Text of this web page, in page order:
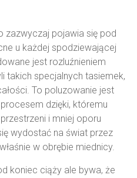
zazwyczaj pojawia się pod
u każdej spodziewającej
jest rozluźnieniem
takich specjalnych tasiemek,
To poluzowanie jest
dzięki, któremu
i mniej oporu
wydostać na świat przez
w obrębie miednicy.
koniec ciąży ale bywa, że